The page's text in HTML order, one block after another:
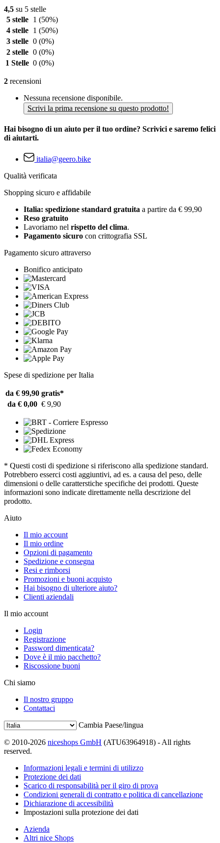
4,5 su 5 stelle
5 stelle
1 (50%)
4 stelle
1 (50%)
3 stelle 0 (0%)
2 stelle 0 (0%)
1 Stelle 0 (0%)
2 recensioni
Nessuna recensione disponibile.
Scrivi la prima recensione su questo prodotto!
Hai bisogno di un aiuto per il tuo ordine? Scrivici e saremo felici
di aiutarti.
italia@geero.bike
Qualità verificata
Shopping sicuro e affidabile
Italia: spedizione standard gratuita a partire da € 99,90
Reso gratuito
Lavoriamo nel rispetto del clima.
Pagamento sicuro con crittografia SSL
Pagamento sicuro attraverso
Bonifico anticipato
Spese di spedizione per Italia
da € 99,90 gratis*
da € 0,00 € 9,90
* Questi costi di spedizione si riferiscono alla spedizione standard.
Potrebbero esserci costi aggiuntivi, ad es. a causa del peso, delle
dimensioni o delle caratterstiche specifiche dei prodotti. Queste
informazioni sono indicate direttamente nella descrizione del
prodotto.
Aiuto
Il mio account
Il mio ordine
Opzioni di pagamento
Spedizione e consegna
Resi e rimborsi
Promozioni e buoni acquisto
Hai bisogno di ulteriore aiuto?
Clienti aziendali
Il mio account
Login
Registrazione
Password dimenticata?
Dove è il mio pacchetto?
Riscossione buoni
Chi siamo
Il nostro gruppo
Contattaci
Cambia Paese/lingua
© 2010-2026 niceshops GmbH (ATU63964918) - All rights
reserved.
Informazioni legali e termini di utilizzo
Protezione dei dati
Scarico di responsabilità per il giro di prova
Condizioni generali di contratto e politica di cancellazione
Dichiarazione di accessibilità
Impostazioni sulla protezione dei dati
Azienda
Altri nice Shops